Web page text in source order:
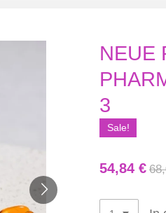
NEUE
3
Sale!
54,84 €